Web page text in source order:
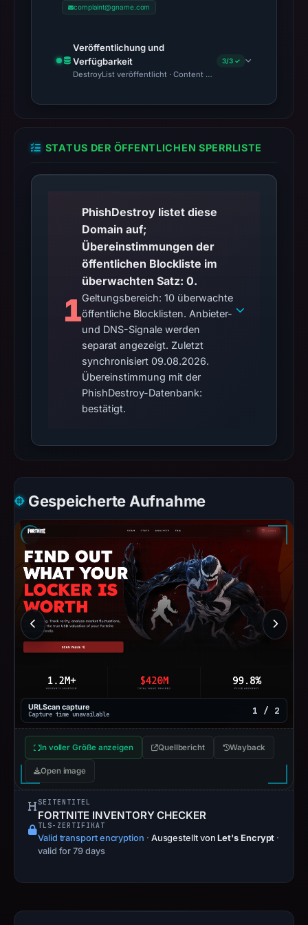
complaint@gname.com
Veröffentlichung und
Verfügbarkeit
DestroyList veröffentlicht · Content Observed Unavailable ·
3/3 ✓
STATUS DER ÖFFENTLICHEN SPERRLISTE
1
PhishDestroy listet diese
Domain auf;
Übereinstimmungen der
öffentlichen Blockliste im
überwachten Satz: 0.
Geltungsbereich: 10 überwachte
öffentliche Blocklisten. Anbieter-
und DNS-Signale werden
separat angezeigt. Zuletzt
synchronisiert 09.08.2026.
Übereinstimmung mit der
PhishDestroy-Datenbank:
bestätigt.
Gespeicherte Aufnahme
URLScan capture
Capture time unavailable 1 / 2
In voller Größe anzeigen Quellbericht Wayback
Open image
SEITENTITEL
FORTNITE INVENTORY CHECKER
TLS-ZERTIFIKAT
Valid transport encryption · Ausgestellt vonLet's Encrypt ·
valid for 79 days